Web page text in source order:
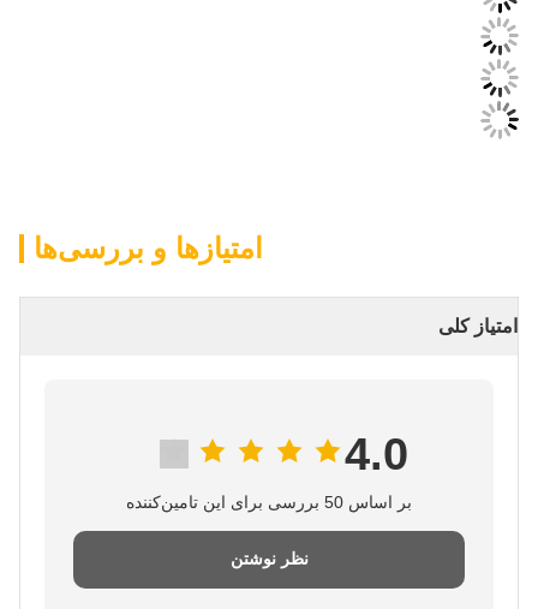
امتیازها و بررسی‌ها
امتیاز کلی
4.0
بر اساس 50 بررسی برای این تامین‌کننده
نظر نوشتن